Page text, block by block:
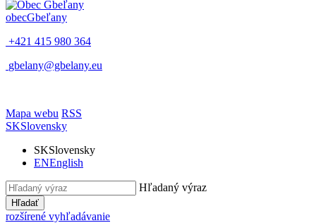
obecGbeľany
+421 415 980 364
gbelany@gbelany.eu
Mapa webu RSS
SKSlovensky
SKSlovensky
ENEnglish
Hľadaný výraz
Hľadať
rozšírené vyhľadávanie